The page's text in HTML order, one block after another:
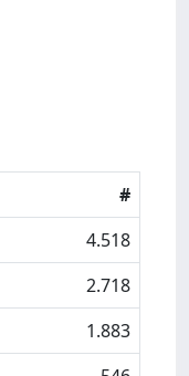
#
4.518
2.718
1.883